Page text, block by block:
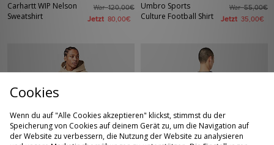
Carhartt WIP Nelson
Sweatshirt
War120,00€
Jetzt 80,00€
Umbro Sports
Culture Football Shirt
War55,00€
Jetzt 35,00€
Cookies
Wenn du auf "Alle Cookies akzeptieren" klickst, stimmst du der
Speicherung von Cookies auf deinem Gerät zu, um die Navigation auf
der Website zu verbessern, die Nutzung der Website zu analysieren